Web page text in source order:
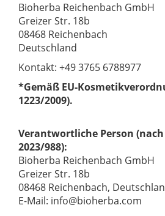
Bioherba Reichenbach GmbH
Greizer Str. 18b
08468 Reichenbach
Deutschland
Kontakt: +49 3765 6788977
*Gemäß EU-
1223/2009).
Verantwortliche Person
2023/988):
Bioherba Reichenbach GmbH
Greizer Str. 18b
08468 Reichenbach,
E-Mail: info@bioherba.com